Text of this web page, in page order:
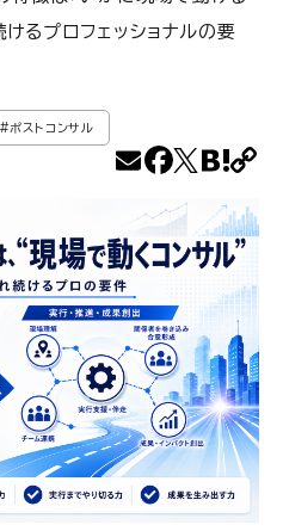
るプロフェッショナルの要
#ポストコンサル